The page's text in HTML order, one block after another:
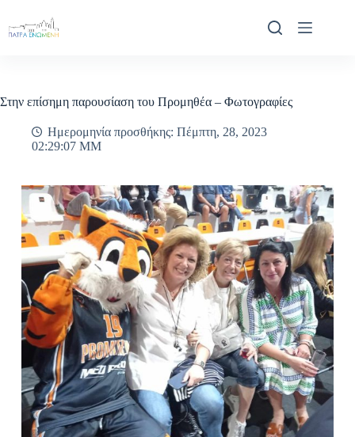
περιεχόμενο
Στην επίσημη παρουσίαση του Προμηθέα – Φωτογραφίες
Ημερομηνία προσθήκης: Πέμπτη, 28, 2023
02:29:07 ΜΜ